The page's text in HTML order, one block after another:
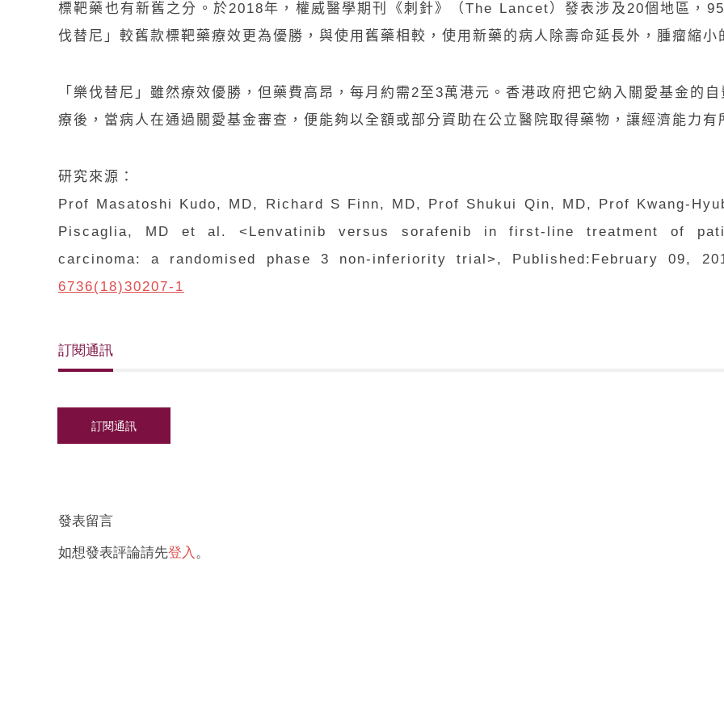
標靶藥也有新舊之分。於2018年，權威醫學期刊《刺針》（T he Lancet）發表涉及20個地區，
伐替尼」較舊款標靶藥療效更為優勝，與使用舊藥相較，使用新藥的病人除壽命延長外，腫瘤縮
「樂伐替尼」雖然療效優勝，但藥費高昂，每月約需2至3萬港元。香港政府把它納入關愛基金的
療後，當病人在通過關愛基金審查，便能夠以全額或部分資助在公立醫院取得藥物，讓經濟能力
研究來源：
Prof Masatoshi Kudo, MD, Richard S Finn, MD, Prof Shukui Qin, MD, Prof Kwang-
Piscaglia, MD et al. < Lenvatinib versus sorafenib in first-line treatment of
carcinoma: a randomised phase 3 non-inferiority trial>, Published:February 09,
6736(18)30207-1
訂閱通訊
發表留言
如想發表評論請先登入 。